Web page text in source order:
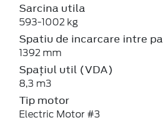
Sarcina utila
593-1002 kg
Spatiu de incarcare intre
1392 mm
Spațiul util (VDA)
8,3 m3
Tip motor
Electric Motor #3